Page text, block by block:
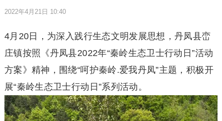
2022年4月21日 10:40
4月20日，为深入践行生态文明发展思想，丹凤县峦
庄镇按照《丹凤县2022年“秦岭生态卫士行动日”活动
方案》精神，围绕“呵护秦岭.爱我丹凤”主题，积极开
展“秦岭生态卫士行动日”系列活动。